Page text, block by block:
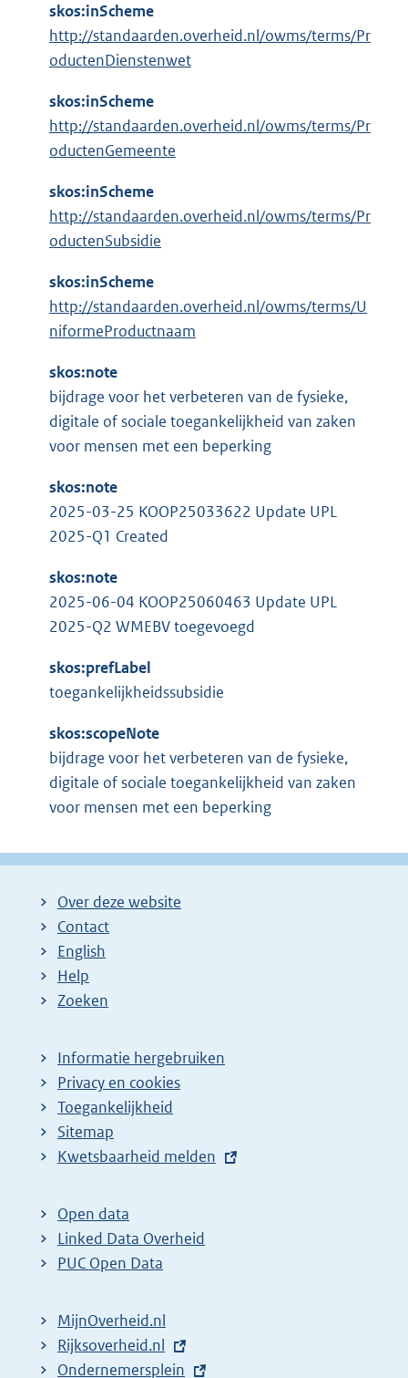
skos:inScheme
http://standaarden.overheid.nl/owms/terms/Pr
oductenDienstenwet
skos:inScheme
http://standaarden.overheid.nl/owms/terms/Pr
oductenGemeente
skos:inScheme
http://standaarden.overheid.nl/owms/terms/Pr
oductenSubsidie
skos:inScheme
http://standaarden.overheid.nl/owms/terms/U
niformeProductnaam
skos:note
bijdrage voor het verbeteren van de fysieke,
digitale of sociale toegankelijkheid van zaken
voor mensen met een beperking
skos:note
2025-03-25 KOOP25033622 Update UPL
2025-Q1 Created
skos:note
2025-06-04 KOOP25060463 Update UPL
2025-Q2 WMEBV toegevoegd
skos:prefLabel
toegankelijkheidssubsidie
skos:scopeNote
bijdrage voor het verbeteren van de fysieke,
digitale of sociale toegankelijkheid van zaken
voor mensen met een beperking
Over deze website
Contact
English
Help
Zoeken
Informatie hergebruiken
Privacy en cookies
Toegankelijkheid
Sitemap
E
t
e
r
l
i
Kwetsbaarheid melden
Open data
Linked Data Overheid
PUC Open Data
MijnOverheid.nl
E
x
Rijksoverheid.nl
E
Ondernemersplein